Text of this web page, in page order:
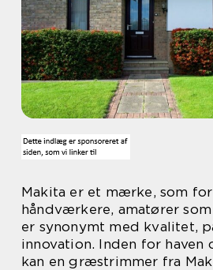
Makita er et mærke, som
håndværkere, amatører
er synonymt med kvalitet,
innovation. Inden for
kan en græstrimmer fra